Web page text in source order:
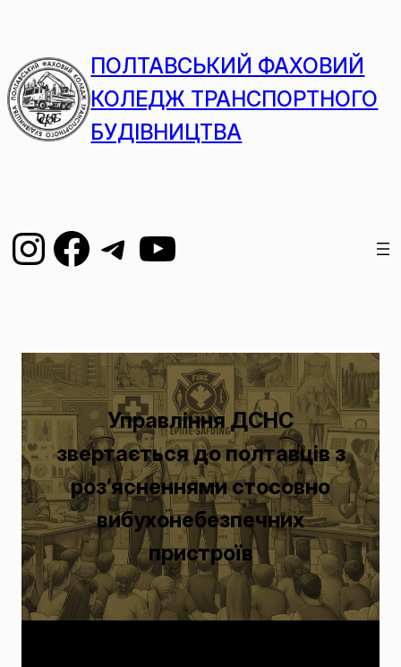
ПОЛТАВСЬКИЙ ФАХОВИЙ
КОЛЕДЖ ТРАНСПОРТНОГО
БУДІВНИЦТВА
Управління ДСНС
звертається до полтавців з
роз’ясненнями стосовно
вибухонебезпечних
пристроїв